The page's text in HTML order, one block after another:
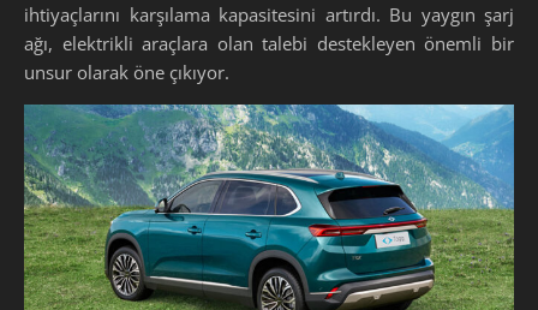
ihtiyaçlarını karşılama kapasitesini artırdı. Bu yaygın şarj
ağı, elektrikli araçlara olan talebi destekleyen önemli bir
unsur olarak öne çıkıyor.